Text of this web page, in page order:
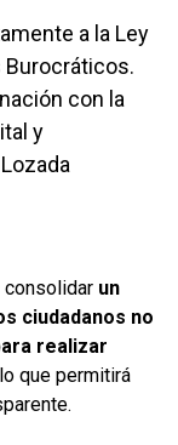
a la Ley
Burocráticos.
con la
y
consolidar un
ciudadanos no
realizar
que permitirá